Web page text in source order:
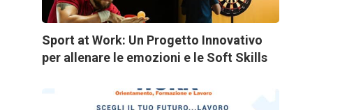
Sport at Work: Un Progetto Innovativo
per allenare le emozioni e le Soft Skills